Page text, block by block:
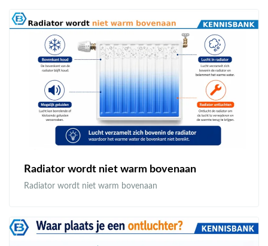
Radiator wordt niet warm bovenaan
Radiator wordt niet warm bovenaan